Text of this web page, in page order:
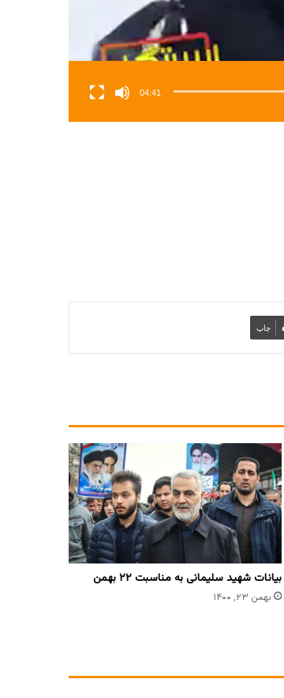
04:41
چاپ
بیانات شهید سلیمانی به مناسبت ۲۲ بهمن
بهمن ۲۳, ۱۴۰۰